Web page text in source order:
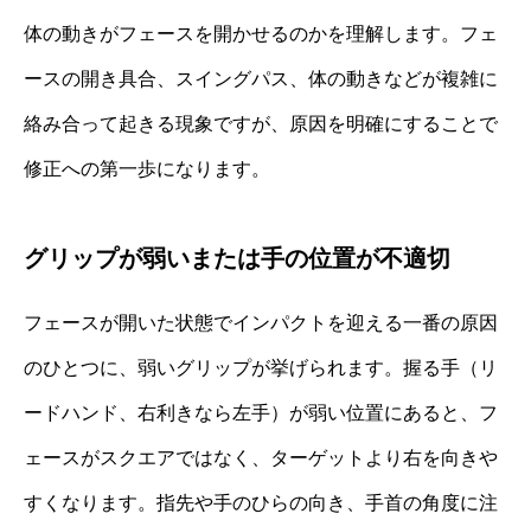
体の動きがフェースを開かせるのかを理解します。フェ
ースの開き具合、スイングパス、体の動きなどが複雑に
絡み合って起きる現象ですが、原因を明確にすることで
修正への第一歩になります。
グリップが弱いまたは手の位置が不適切
フェースが開いた状態でインパクトを迎える一番の原因
のひとつに、弱いグリップが挙げられます。握る手（リ
ードハンド、右利きなら左手）が弱い位置にあると、フ
ェースがスクエアではなく、ターゲットより右を向きや
すくなります。指先や手のひらの向き、手首の角度に注